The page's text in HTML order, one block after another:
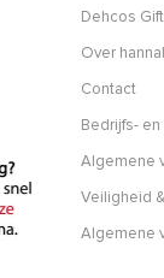
Dehcos
Over
Contact
Bedrijfs-
Algemene
Veiligheid
Algemene